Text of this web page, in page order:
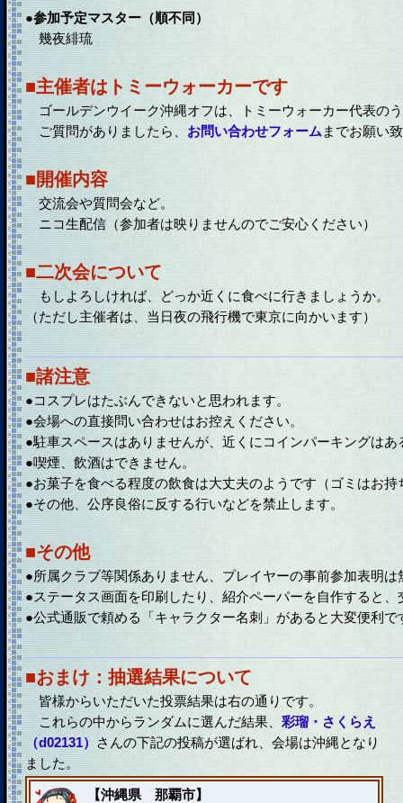
●参加予定マスター（順不同）
幾夜緋琉
■主催者はトミーウォーカーです
ゴールデンウイーク沖縄オフは、トミーウォーカー代表の
ご質問がありましたら、 お問い合わせフォーム までお願い
■開催内容
交流会や質問会など。
ニコ生配信（参加者は映りませんのでご安心ください）
■二次会について
もしよろしければ、どっか近くに食べに行きましょうか。
（ただし主催者は、当日夜の飛行機で東京に向かいます）
■諸注意
●コスプレはたぶんできないと思われます。
●会場への直接問い合わせはお控えください。
●駐車スペースはありませんが、近くにコインパーキングはあ
●喫煙、飲酒はできません。
●お菓子を食べる程度の飲食は大丈夫のようです（ゴミはお持
●その他、公序良俗に反する行いなどを禁止します。
■その他
●所属クラブ等関係ありません、プレイヤーの事前参加表明は
●ステータス画面を印刷したり、紹介ペーパーを自作すると
●公式通販で頼める「キャラクター名刺」があると大変便利
■おまけ：抽選結果について
皆様からいただいた投票結果は右の通りです。
これらの中からランダムに選んだ結果、 彩瑠・さくらえ
（d02131）さんの下記の投稿が選ばれ、会場は沖縄となり
ました。
【沖縄県 那覇市】